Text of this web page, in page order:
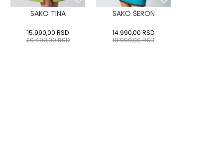
SAKO TINA
15.990,00 RSD
20.490,00RSD
SAKO ŠERON
14.990,00 RSD
19.990,00RSD